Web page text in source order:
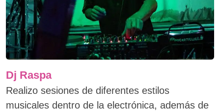
Dj Raspa
Realizo sesiones de diferentes estilos
musicales dentro de la electrónica, además de